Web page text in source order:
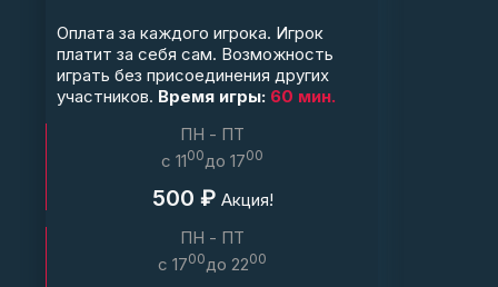
Оплата за каждого игрока. Игрок
платит за себя сам. Возможность
играть без присоединения других
участников. Время игры: 60 мин.
ПН - ПТ
c 1100до 1700
500 ₽ Акция!
ПН - ПТ
c 1700до 2200